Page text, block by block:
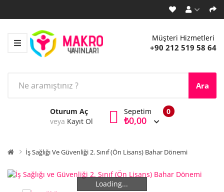
Müşteri Hizmetleri
+90 212 519 58 64
Ara
Oturum Aç
veya Kayıt Ol
0
Sepetim
₺0,00
İş Sağlığı Ve Güvenliği 2. Sınıf (Ön Lisans) Bahar Dönemi
Loading...
Loading...